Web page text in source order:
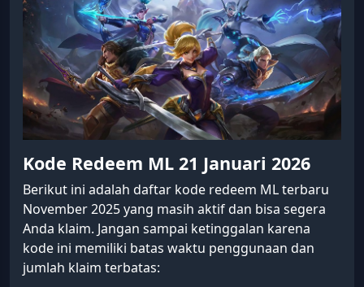
Kode Redeem ML 21 Januari 2026
Berikut ini adalah daftar kode redeem ML terbaru
November 2025 yang masih aktif dan bisa segera
Anda klaim. Jangan sampai ketinggalan karena
kode ini memiliki batas waktu penggunaan dan
jumlah klaim terbatas: